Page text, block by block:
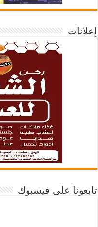
إعلانات
تابعونا على فيسبوك